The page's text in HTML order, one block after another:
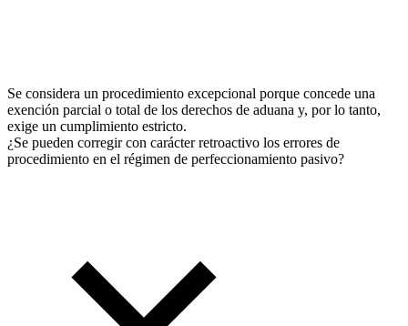
Se considera un procedimiento excepcional porque concede una
exención parcial o total de los derechos de aduana y, por lo tanto,
exige un cumplimiento estricto.
¿Se pueden corregir con carácter retroactivo los errores de
procedimiento en el régimen de perfeccionamiento pasivo?